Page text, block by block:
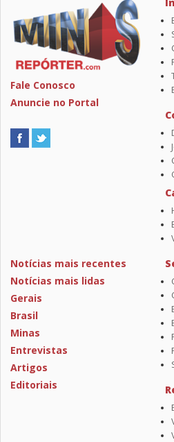
Fale Conosco
Anuncie no Portal
Notícias mais recentes
Notícias mais lidas
Gerais
Brasil
Minas
Entrevistas
Artigos
Editoriais